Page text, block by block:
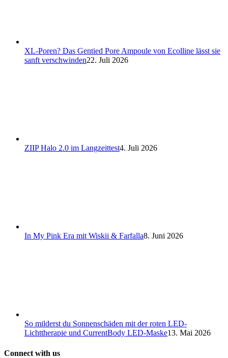
XL-Poren? Das Gentied Pore Ampoule von Ecolline lässt sie
sanft verschwinden22. Juli 2026
ZIIP Halo 2.0 im Langzeittest4. Juli 2026
In My Pink Era mit Wiskii & Farfalla8. Juni 2026
So milderst du Sonnenschäden mit der roten LED-
Lichttherapie und CurrentBody LED-Maske13. Mai 2026
Connect with us